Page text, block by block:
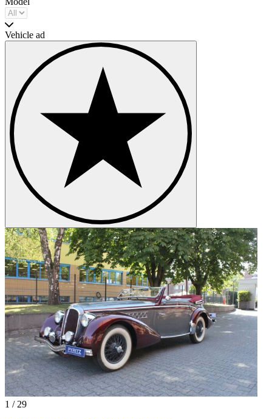
Handelshaus habe ich zusätzlich mehrjährige Erfahrungen und
Kontakte gesammelt, die ich Ihnen gerne zur Verfügung stelle.
Heute teile ich mit meinem Partner Rainer Dschüdow Passion und
Beruf. Testen Sie uns, vielleicht helfen unsere Kontakte in
manchmal nicht ganz einfachen Fällen.
Rainer Dschüdow
Dipl.- Betriebswirt, geschäftsführender Gesellschafter
Tel.:+49 (0) 172-530 0287
Faszination für (Auto)Mobilität waren Antrieb und Motivation,
solange ich mich erinnere. Das begann im zarten Alter von 7 Jahren
mit der ersten selbst gebauten Seifenkiste……. and continuous.
Dazwischen lagen Jahrzehnte Aufbau und Führung eines
renommierten Autohauses mit Vertretungen berühmter Marken und
immer schon einem attraktivem Angebot ausgewählter Klassiker.
Einige Jahre Erfahrung in der „Rennerei“ und mehrere Jahre als
Vertriebsleiter einer der größten Oldtimerhändler Deutschlands,
mögen Ihnen darüber hinaus nun zu Gute kommen. Pyritz Classics
bietet Ihnen heute den adäquaten Marktplatz für Verkauf, Kauf und
Vermittlung von hochwertigen klassischen Automobilien, in jedem
Segment, vom Kabinenroller zum Vorkriegs-Kompressor.
Vehicle ad
1 / 29